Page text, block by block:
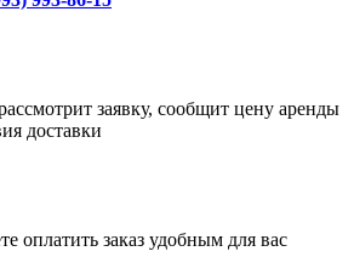
заявку, сообщит цену аренды
доставки
оплатить заказ удобным для вас